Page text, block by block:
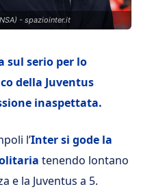
- spaziointer.it
sul serio per lo
della Juventus
inaspettata.
l’Inter si gode la
tenendo lontano
e la Juventus a 5.